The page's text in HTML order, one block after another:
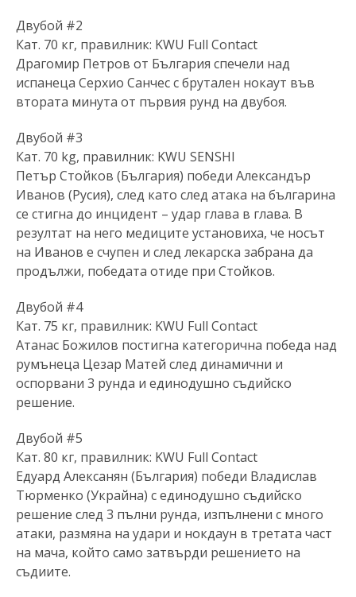
Двубой #2
Кат. 70 кг, правилник: KWU Full Contact
Драгомир Петров от България спечели над
испанеца Серхио Санчес с брутален нокаут във
втората минута от първия рунд на двубоя.
Двубой #3
Кат. 70 kg, правилник: KWU SENSHI
Петър Стойков (България) победи Александър
Иванов (Русия), след като след атака на българина
се стигна до инцидент – удар глава в глава. В
резултат на него медиците установиха, че носът
на Иванов е счупен и след лекарска забрана да
продължи, победата отиде при Стойков.
Двубой #4
Кат. 75 кг, правилник: KWU Full Contact
Атанас Божилов постигна категорична победа над
румънеца Цезар Матей след динамични и
оспорвани 3 рунда и единодушно съдийско
решение.
Двубой #5
Кат. 80 кг, правилник: KWU Full Contact
Едуард Алексанян (България) победи Владислав
Тюрменко (Украйна) с единодушно съдийско
решение след 3 пълни рунда, изпълнени с много
атаки, размяна на удари и нокдаун в третата част
на мача, който само затвърди решението на
съдиите.